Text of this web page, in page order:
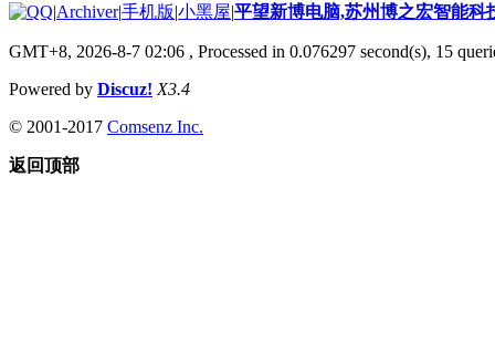
|Archiver|手机版|小黑屋|平望新博电脑,苏州博之宏智能科
GMT+8, 2026-8-7 02:06 , Processed in 0.076297 second(s), 15
Powered by Discuz! X3.4
© 2001-2017 Comsenz Inc.
返回顶部